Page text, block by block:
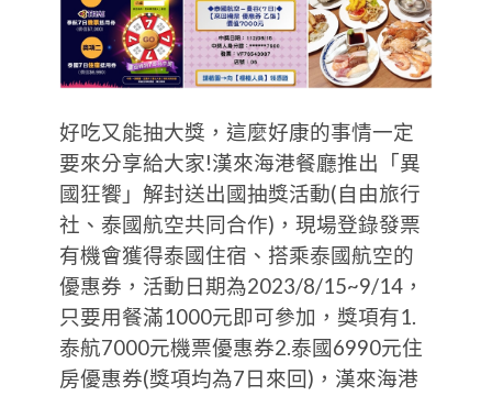
好吃又能抽大獎，這麼好康的事情一定
要來分享給大家!漢來海港餐廳推出「異
國狂饗」解封送出國抽獎活動(自由旅行
社、泰國航空共同合作)，現場登錄發票
有機會獲得泰國住宿、搭乘泰國航空的
優惠券，活動日期為2023/8/15~9/14，
只要用餐滿1000元即可參加，獎項有1.
泰航7000元機票優惠券2.泰國6990元住
房優惠券(獎項均為7日來回)，漢來海港